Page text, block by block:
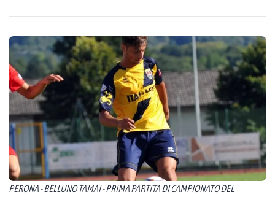
PERONA - BELLUNO TAMAI - PRIMA PARTITA DI CAMPIONATO DEL